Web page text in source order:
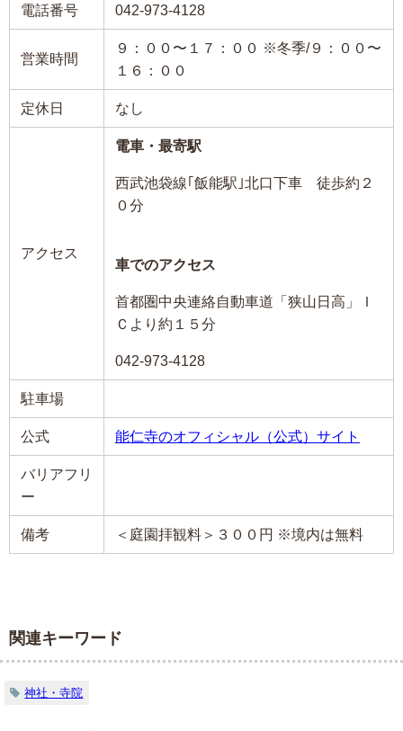
電話番号 042-973-4128
営業時間
９：００〜１７：００ ※冬季/９：００〜
１６：００
定休日 なし
アクセス
電車・最寄駅
西武池袋線｢飯能駅｣北口下車 徒歩約２
０分
車でのアクセス
首都圏中央連絡自動車道「狭山日高」Ｉ
Ｃより約１５分
042-973-4128
駐車場
公式 能仁寺のオフィシャル（公式）サイト
バリアフリ
ー
備考 ＜庭園拝観料＞３００円 ※境内は無料
関連キーワード
神社・寺院